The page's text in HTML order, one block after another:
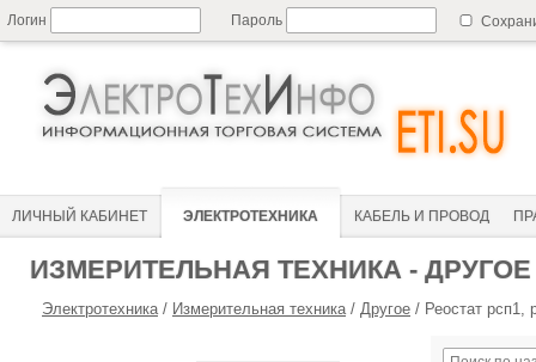
Логин Пароль
ЛИЧНЫЙ КАБИНЕТ ЭЛЕКТРОТЕХНИКА КАБЕЛЬ И ПРОВОД
ИЗМЕРИТЕЛЬНАЯ ТЕХНИКА - ДРУГОЕ
Электротехника/ Измерительная техника/ Другое / Реостат рсп1,